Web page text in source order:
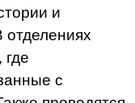
и
где
с